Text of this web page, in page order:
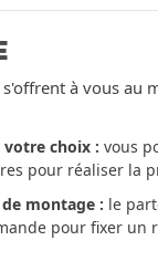
à vous au
votre choix : vous
pour réaliser la
montage : le
pour fixer un